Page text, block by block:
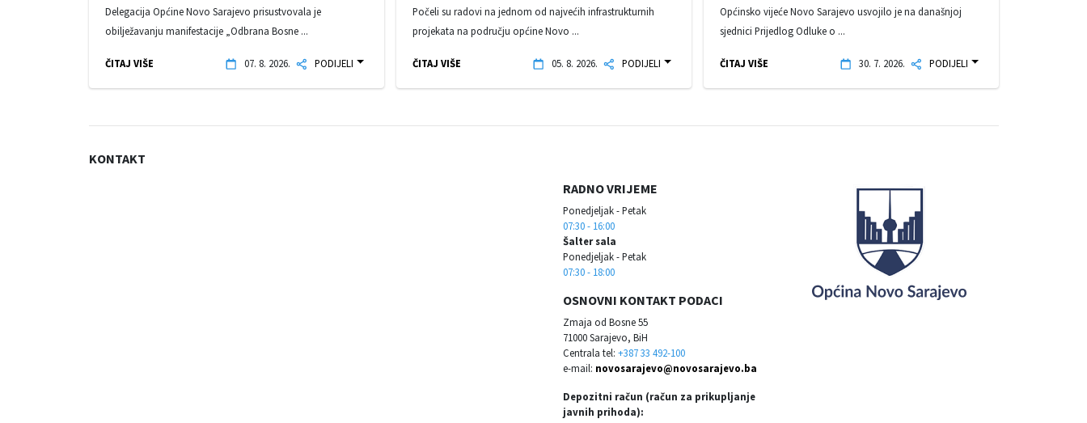
Delegacija Općine Novo Sarajevo prisustvovala je
obilježavanju manifestacije „Odbrana Bosne ...
ČITAJ VIŠE 07. 8. 2026. PODIJELI
Počeli su radovi na jednom od najvećih infrastrukturnih
projekata na području općine Novo ...
ČITAJ VIŠE 05. 8. 2026. PODIJELI
Općinsko vijeće Novo Sarajevo usvojilo je na današnjoj
sjednici Prijedlog Odluke o ...
ČITAJ VIŠE 30. 7. 2026. PODIJELI
KONTAKT
RADNO VRIJEME
Ponedjeljak - Petak
07:30 - 16:00
Šalter sala
Ponedjeljak - Petak
07:30 - 18:00
OSNOVNI KONTAKT PODACI
Zmaja od Bosne 55
71000 Sarajevo, BiH
Centrala tel: +387 33 492-100
e-mail: novosarajevo@novosarajevo.ba
Depozitni račun (račun za prikupljanje
javnih prihoda):